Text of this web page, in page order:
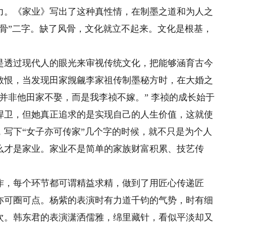
《家业》写出了这种真性情，在制墨之道和为人之
”二字。缺了风骨，文化就立不起来。文化是根基，
现代人的眼光来审视传统文化，把能够涵育古今
，当发现田家觊觎李家祖传制墨秘方时，在大婚之
非他田家不娶，而是我李祯不嫁。” 李祯的成长始于
，但她真正追求的是实现自己的人生价值，这就使
下“女子亦可传家”几个字的时候，就不只是为个人
是家业。家业不是简单的家族财富积累、技艺传
每个环节都可谓精益求精，做到了用匠心传递匠
圈可点。杨紫的表演时有力道千钧的气势，时有细
韩东君的表演潇洒儒雅，绵里藏针，看似平淡却又